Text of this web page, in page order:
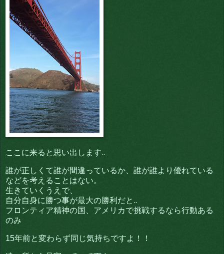
ここに来ると思い出します‥
誰が正しくて誰が間違っているか、誰が誰より優れている
などを考えることはない。
生きていくうえで、
自分自身に勝つ事が最大の勝利だと‥
フロンティア精神の国、アメリカで挑戦するなら行動ある
のみ
15年前と変わらず同じ気持ちですよ！！